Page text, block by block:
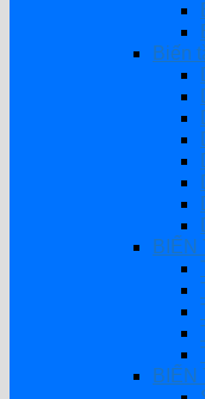
Biến
BIẾN
BIẾN